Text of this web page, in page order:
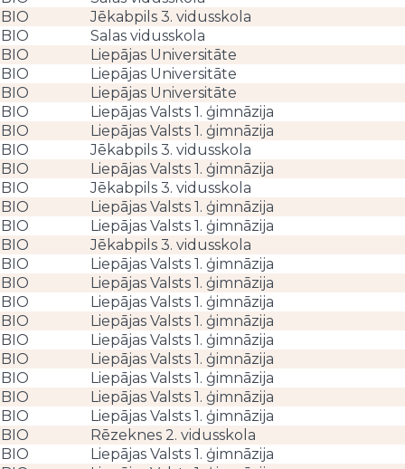
BIO
Jēkabpils 3. vidusskola
BIO
Salas vidusskola
BIO
Liepājas Universitāte
BIO
Liepājas Universitāte
BIO
Liepājas Universitāte
BIO
Liepājas Valsts 1. ģimnāzija
BIO
Liepājas Valsts 1. ģimnāzija
BIO
Jēkabpils 3. vidusskola
BIO
Liepājas Valsts 1. ģimnāzija
BIO
Jēkabpils 3. vidusskola
BIO
Liepājas Valsts 1. ģimnāzija
BIO
Liepājas Valsts 1. ģimnāzija
BIO
Jēkabpils 3. vidusskola
BIO
Liepājas Valsts 1. ģimnāzija
BIO
Liepājas Valsts 1. ģimnāzija
BIO
Liepājas Valsts 1. ģimnāzija
BIO
Liepājas Valsts 1. ģimnāzija
BIO
Liepājas Valsts 1. ģimnāzija
BIO
Liepājas Valsts 1. ģimnāzija
BIO
Liepājas Valsts 1. ģimnāzija
BIO
Liepājas Valsts 1. ģimnāzija
BIO
Liepājas Valsts 1. ģimnāzija
BIO
Rēzeknes 2. vidusskola
BIO
Liepājas Valsts 1. ģimnāzija